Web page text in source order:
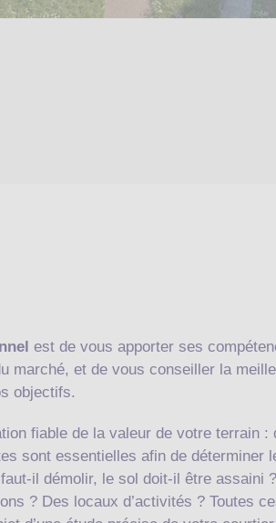
est de vous apporter ses
marché, et de vous conseiller la
objectifs.
fiable de la valeur de votre terrain :
sont essentielles afin de déterminer
il démolir, le sol doit-il être assaini
? Des locaux d’activités ? Toutes